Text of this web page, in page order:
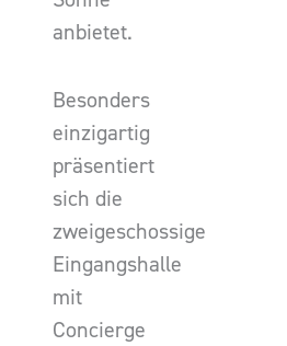
anbietet.
Besonders
einzigartig
präsentiert
sich die
zweigeschossige
Eingangshalle
mit
Concierge